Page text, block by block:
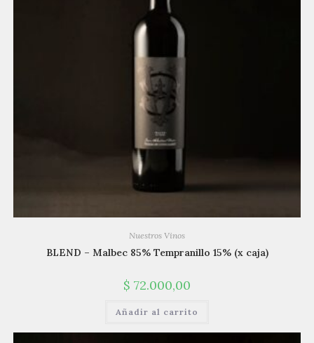
Nuestros Vinos
BLEND – Malbec 85% Tempranillo 15% (x caja)
$ 72.000,00
Añadir al carrito